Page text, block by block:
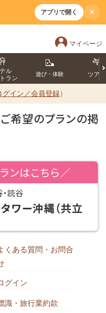
アプリで開く ×
マイページ
ル
ラン
遊び・体験 ツアー
グイン／会員登録）
希望のプランの掲
ンはこちら／
読谷
ワー沖縄（共立
くある質問・お問合
グイン
識・旅行業約款